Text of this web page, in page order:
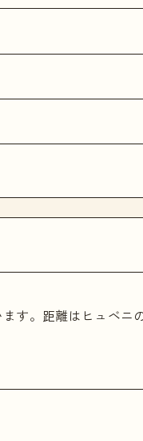
す。距離はヒュベニ